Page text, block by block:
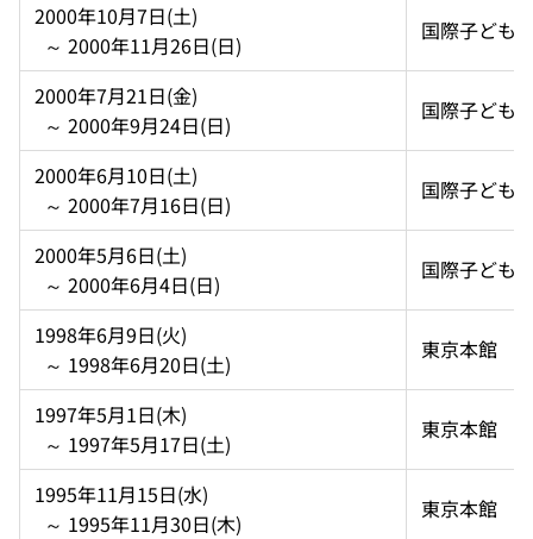
2000年10月7日(土)
  ～ 2000年11月26日(日)
国際子ども
2000年7月21日(金)
  ～ 2000年9月24日(日)
国際子ども
2000年6月10日(土)
  ～ 2000年7月16日(日)
国際子ども
2000年5月6日(土)
  ～ 2000年6月4日(日)
国際子ども
1998年6月9日(火)
  ～ 1998年6月20日(土)
東京本館
1997年5月1日(木)
  ～ 1997年5月17日(土)
東京本館
1995年11月15日(水)
  ～ 1995年11月30日(木)
東京本館